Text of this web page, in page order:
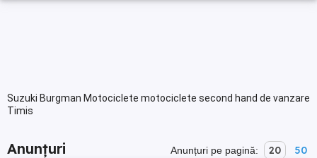
Suzuki Burgman Motociclete motociclete second hand de vanzare
Timis
Anunțuri Anunțuri pe pagină: 20 50